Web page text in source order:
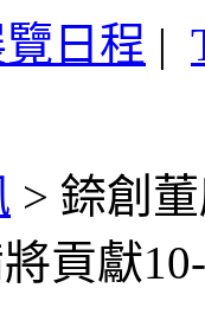
日程 |
> 錼創
貢獻